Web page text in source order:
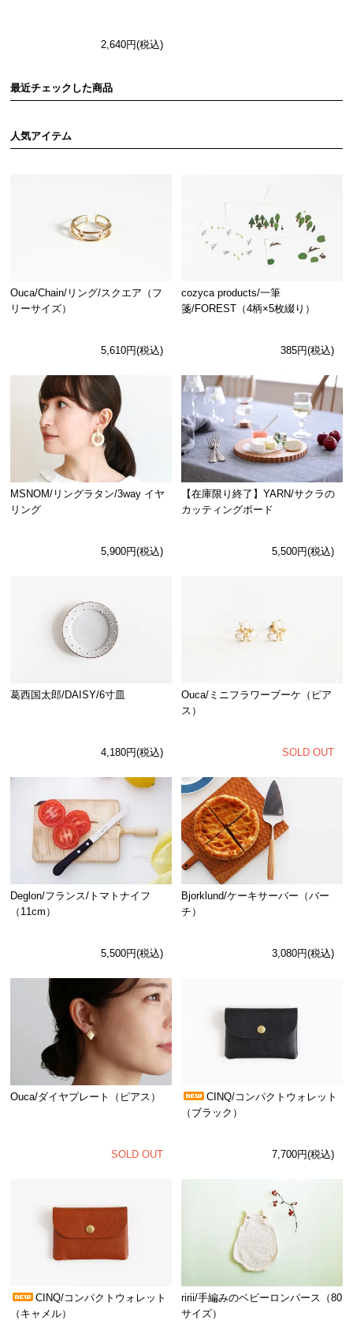
2,640円(税込)
最近チェックした商品
人気アイテム
Ouca/Chain/リング/スクエア（フ
リーサイズ）
5,610円(税込)
cozyca products/一筆
箋/FOREST（4柄×5枚綴り）
385円(税込)
MSNOM/リングラタン/3way イヤ
リング
5,900円(税込)
【在庫限り終了】YARN/サクラの
カッティングボード
5,500円(税込)
葛西国太郎/DAISY/6寸皿
4,180円(税込)
Ouca/ミニフラワーブーケ（ピア
ス）
SOLD OUT
Deglon/フランス/トマトナイフ
（11cm）
5,500円(税込)
Bjorklund/ケーキサーバー（バー
チ）
3,080円(税込)
Ouca/ダイヤプレート（ピアス）
SOLD OUT
CINQ/コンパクトウォレット
（ブラック）
7,700円(税込)
CINQ/コンパクトウォレット
（キャメル）
ririi/手編みのベビーロンパース（80
サイズ）